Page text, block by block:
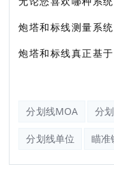
炮塔和标线测量系
炮塔和标线真正基
分划线MOA 分
分划线单位 瞄准